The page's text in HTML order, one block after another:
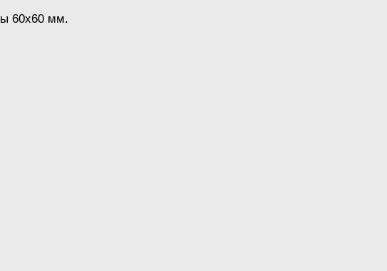
60х60 мм.